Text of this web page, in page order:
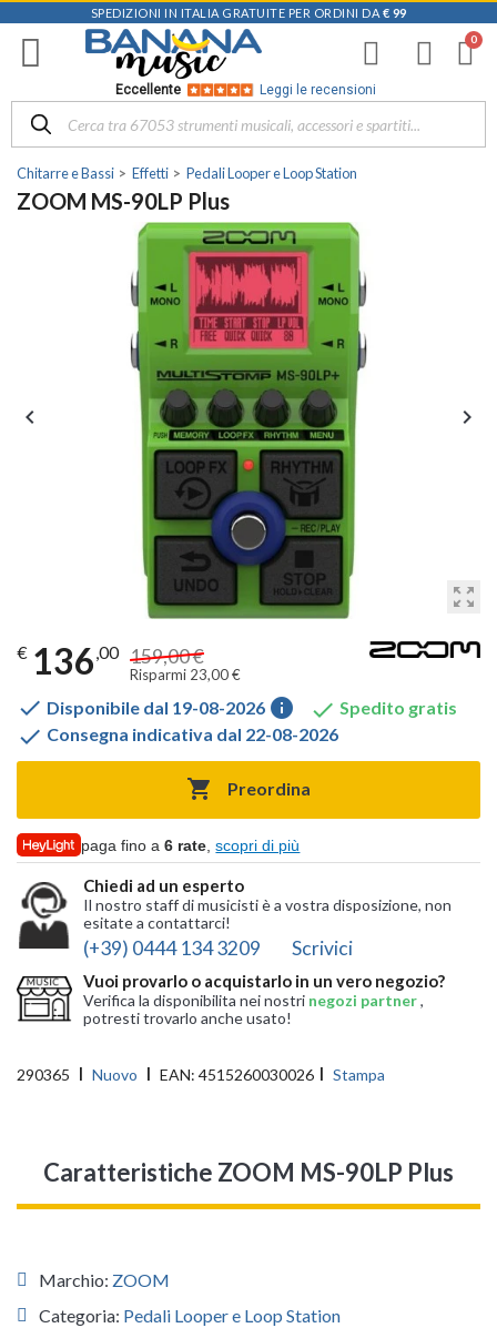
SPEDIZIONI IN ITALIA GRATUITE PER ORDINI DA € 99
Eccellente Leggi le recensioni
Chitarre e Bassi Effetti Pedali Looper e Loop Station
ZOOM MS-90LP Plus
zoom_out_map
 
€ 136,00 159,00 €
Risparmi 23,00 €
 Disponibile dal 19-08-2026 info  Spedito gratis
 Consegna indicativa dal 22-08-2026
 Preordina
paga fino a6 rate ,scopri di più
Chiedi ad un esperto
Il nostro staff di musicisti è a vostra disposizione, non
esitate a contattarci!
(+39) 0444 134 3209 Scrivici
Vuoi provarlo o acquistarlo in un vero negozio?
Verifica la disponibilita nei nostri negozi partner,
potresti trovarlo anche usato!
290365 Nuovo EAN: 4515260030026 Stampa
Caratteristiche ZOOM MS-90LP Plus
Marchio: ZOOM
Categoria: Pedali Looper e Loop Station